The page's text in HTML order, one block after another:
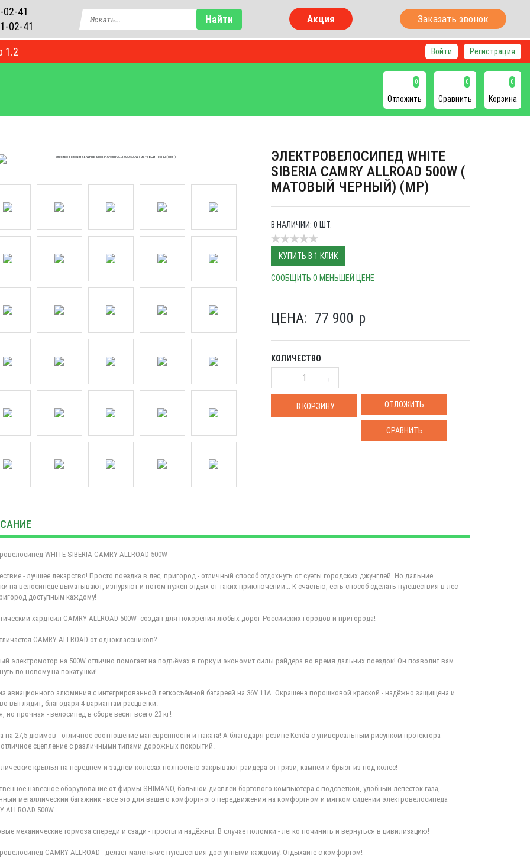
41
02-41
Найти Акция Заказать звонок
1.2 Войти Регистрация
0
Отложить
0
Сравнить
0
Корзина
ЭЛЕКТРОВЕЛОСИПЕД WHITE
SIBERIA CAMRY ALLROAD 500W (
МАТОВЫЙ ЧЕРНЫЙ) (МР)
В НАЛИЧИИ: 0 ШТ.
КУПИТЬ В 1 КЛИК
СООБЩИТЬ О МЕНЬШЕЙ ЦЕНЕ
ЦЕНА: 77 900 p
КОЛИЧЕСТВО
В КОРЗИНУ ОТЛОЖИТЬ
СРАВНИТЬ
WHITE SIBERIA CAMRY ALLROAD 500W
- лучшее лекарство! Просто поездка в лес, пригород - отличный способ отдохнуть от суеты городских джунглей. Но дальние
на велосипеде выматывают, изнуряют и потом нужен отдых от таких приключений... К счастью, есть способ сделать путешествия в лес
доступным каждому!
хардтейл CAMRY ALLROAD 500W создан для покорения любых дорог Российских городов и пригорода!
CAMRY ALLROAD от одноклассников?
электромотор на 500W отлично помогает на подъёмах в горку и экономит силы райдера во время дальних поездок! Он позволит вам
по-новому на покатушки!
авиационного алюминия с интегрированной легкосъёмной батареей на 36V 11A. Окрашена порошковой краской - надёжно защищена и
выглядит, благодаря 4 вариантам расцветки.
но прочная - велосипед в сборе весит всего 23 кг!
на 27,5 дюймов - отличное соотношение манёвренности и наката! А благодаря резине Kenda с универсальным рисунком протектора -
сцепление с различными типами дорожных покрытий.
крылья на переднем и заднем колёсах полностью закрывают райдера от грязи, камней и брызг из-под колёс!
навесное оборудование от фирмы SHIMANO, большой дисплей бортового компьютера с подсветкой, удобный лепесток газа,
металлический багажник - всё это для вашего комфортного передвижения на комфортном и мягком сидении электровелосипеда
ALLROAD 500W.
механические тормоза спереди и сзади - просты и надёжны. В случае поломки - легко починить и вернуться в цивилизацию!
CAMRY ALLROAD - делает маленькие путешествия доступными каждому! Отдыхайте с комфортом!